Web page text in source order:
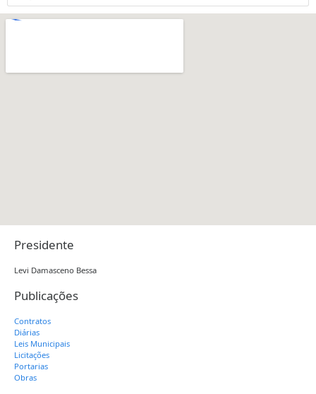
Presidente
Levi Damasceno Bessa
Publicações
Contratos
Diárias
Leis Municipais
Licitações
Portarias
Obras